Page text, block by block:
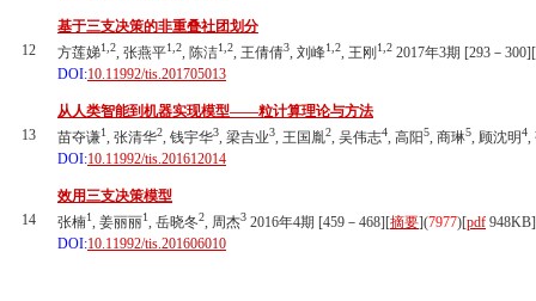
12
基于三支决策的非重叠社团划分
方莲娣1,2, 张燕平1,2, 陈洁1,2, 王倩倩3, 刘峰1,2, 王刚 1,2 2017年3期 [293－300][
DOI:10.11992/tis.201705013
13
从人类智能到机器实现模型——粒计算理论与方法
苗夺谦1, 张清华2, 钱宇华3, 梁吉业3, 王国胤2, 吴伟志4, 高阳5, 商琳5, 顾沈明4,
DOI:10.11992/tis.201612014
14
效用三支决策模型
张楠1, 姜丽丽1, 岳晓冬2, 周杰3 2016年4期 [459－468][摘要](7977)[pdf 948KB]
DOI:10.11992/tis.201606010